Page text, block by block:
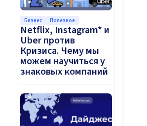
Бизнес Полезное
Netflix, Instagram* и
Uber против
Кризиса. Чему мы
можем научиться у
знаковых компаний